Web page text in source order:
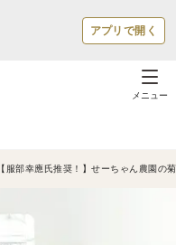
アプリで開く
メニュー
【服部幸應氏推奨！】せーちゃん農園の